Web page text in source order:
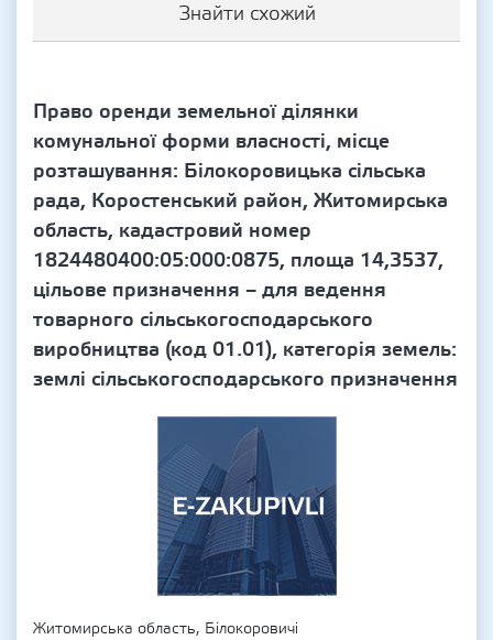
Знайти схожий
Право оренди земельної ділянки
комунальної форми власності, місце
розташування: Білокоровицька сільська
рада, Коростенський район, Житомирська
область, кадастровий номер
1824480400:05:000:0875, площа 14,3537,
цільове призначення – для ведення
товарного сільськогосподарського
виробництва (код 01.01), категорія земель:
землі сільськогосподарського призначення
Житомирська область, Білокоровичі